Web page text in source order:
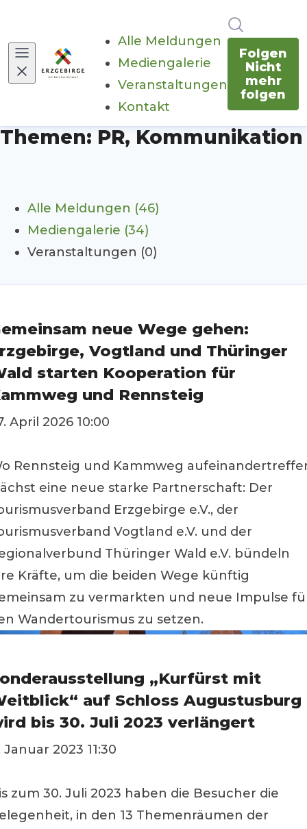
Alle Meldungen
Mediengalerie
Veranstaltungen
Kontakt
Folgen
Nicht
mehr
folgen
Themen: PR, Kommunikation
Alle Meldungen (46)
Mediengalerie (34)
Veranstaltungen (0)
neue Wege gehen:
Vogtland und Thüringer
starten Kooperation für
und Rennsteig
April 2026 10:00
Rennsteig und Kammweg
eine neue starke Partnerschaft: Der
Erzgebirge e.V., der
Vogtland e.V. und der
Thüringer Wald e.V. bündeln
Kräfte, um die beiden Wege künftig
zu vermarkten und neue Impulse
Wandertourismus zu setzen.
„Kurfürst mit
auf Schloss Augustusburg
bis 30. Juli 2023 verlängert
Januar 2023 11:30
zum 30. Juli 2023 haben die Besucher die
in den 13 Themenräumen der